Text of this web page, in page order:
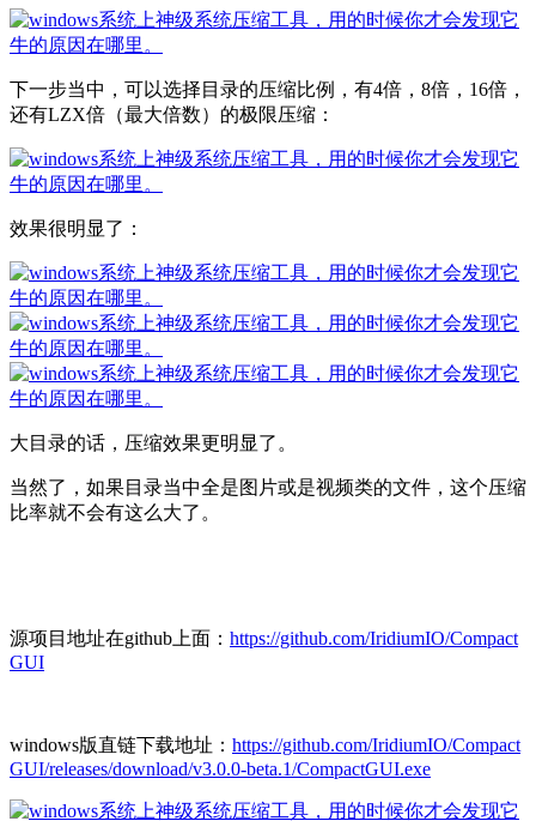
下一步当中，可以选择目录的压缩比例，有4倍，8倍，16倍，
还有LZX倍（最大倍数）的极限压缩：
效果很明显了：
大目录的话，压缩效果更明显了。
当然了，如果目录当中全是图片或是视频类的文件，这个压缩
比率就不会有这么大了。
源项目地址在github上面： https://github.com/IridiumIO/Compact
GUI
windows版直链下载地址： https://github.com/IridiumIO/Compact
GUI/releases/download/v3.0.0-beta.1/CompactGUI.exe